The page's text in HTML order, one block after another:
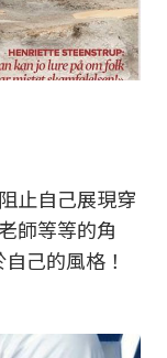
止自己展現穿
師等等的角
己的風格！